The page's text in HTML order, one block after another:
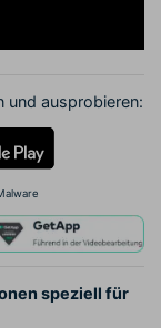
und ausprobieren:
speziell für